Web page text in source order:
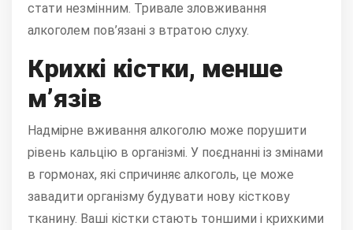
стати незмінним. Тривале зловживання
алкоголем пов’язані з втратою слуху.
Крихкі кістки, менше
м’язів
Надмірне вживання алкоголю може порушити
рівень кальцію в організмі. У поєднанні із змінами
в гормонах, які спричиняє алкоголь, це може
завадити організму будувати нову кісткову
тканину. Ваші кістки стають тоншими і крихкими